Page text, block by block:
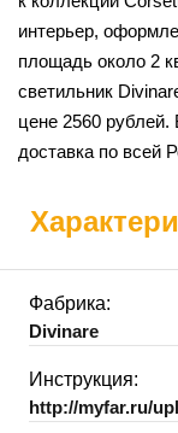
интерьер,
площадь около 2
светильник
цене 2560 рублей.
доставка по всей
Фабрика:
Divinare
Инструкция:
http://myfar.ru/